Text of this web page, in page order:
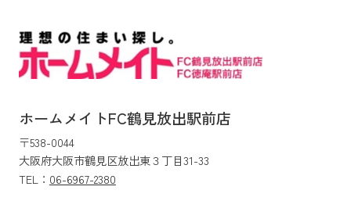
ホームメイトFC鶴見放出駅前店
〒538-0044
大阪府大阪市鶴見区放出東３丁目31-33
TEL： 06-6967-2380